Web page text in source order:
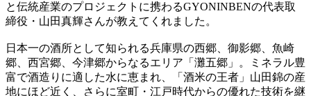
と伝統産業のプロジェクトに携わるGYONINBENの代表取
締役・山田真輝さんが教えてくれました。
日本一の酒所として知られる兵庫県の西郷、御影郷、魚崎
郷、西宮郷、今津郷からなるエリア「灘五郷」。ミネラル豊
富で酒造りに適した水に恵まれ、「酒米の王者」山田錦の産
地にほど近く、さらに室町・江戸時代からの優れた技術を継